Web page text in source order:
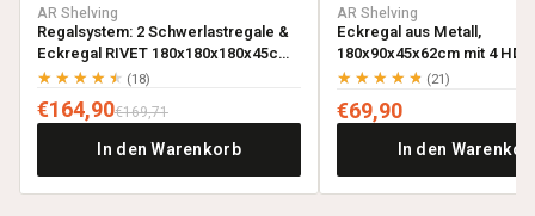
AR Shelving
Regalsystem: 2 Schwerlastregale &
Eckregal RIVET 180x180x180x45cm
mit 4 HDF-Böden, anthrazitgrau
★★★★★ (18)
€164,90€169,71
In den Warenkorb
AR Shelving
Eckregal aus Metall,
180x90x45x62cm mit 4
anthrazitgrau
★★★★★ (21)
€69,90
In den